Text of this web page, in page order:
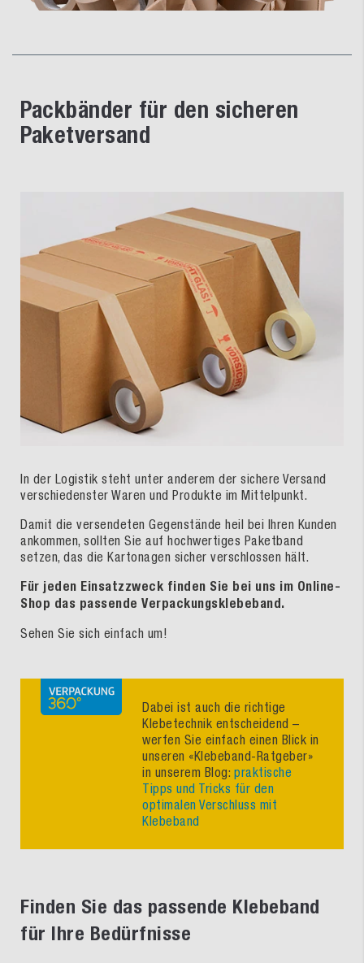
Packbänder für den sicheren
Paketversand
In der Logistik steht unter anderem der sichere Versand
verschiedenster Waren und Produkte im Mittelpunkt.
Damit die versendeten Gegenstände heil bei Ihren Kunden
ankommen, sollten Sie auf hochwertiges Paketband
setzen, das die Kartonagen sicher verschlossen hält.
Für jeden Einsatzzweck finden Sie bei uns im Online-
Shop das passende Verpackungsklebeband.
Sehen Sie sich einfach um!
Dabei ist auch die richtige
Klebetechnik entscheidend –
werfen Sie einfach einen Blick in
unseren «Klebeband-Ratgeber»
in unserem Blog: praktische
Tipps und Tricks für den
optimalen Verschluss mit
Klebeband
Finden Sie das passende Klebeband
für Ihre Bedürfnisse